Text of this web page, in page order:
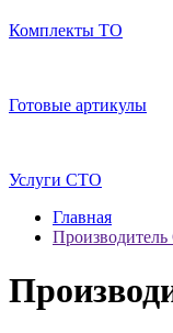
Комплекты ТО
Готовые артикулы
Услуги СТО
Главная
Производитель